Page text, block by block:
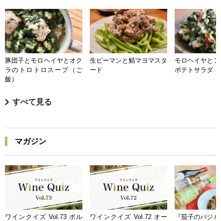
豚団子とモロヘイヤとオク
ラのトロトロスープ（ご
飯）
生ピーマンと鯖マヨマスタ
ード
モロヘイヤと
ポテトサラダ
すべて見る
マガジン
ワインクイズ Vol.73 ポル
ワインクイズ Vol.72 オー
『茄子のバジ